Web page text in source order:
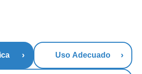
Uso Adecuado